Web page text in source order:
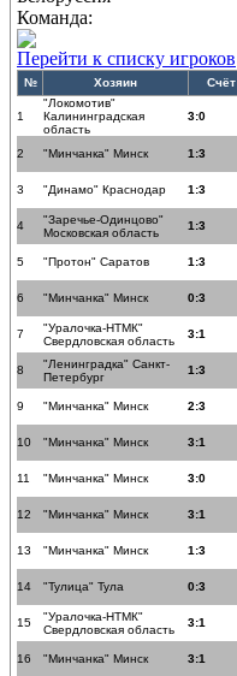
Команда:
Перейти к списку игроков
№ Хозяин Счёт
1
"Локомотив"
Калининградская
область
3:0
2 "Минчанка" Минск 1:3
3 "Динамо" Краснодар 1:3
4
"Заречье-Одинцово"
Московская область
1:3
5 "Протон" Саратов 1:3
6 "Минчанка" Минск 0:3
7
"Уралочка-НТМК"
Свердловская область
3:1
8
"Ленинградка" Санкт-
Петербург
1:3
9 "Минчанка" Минск 2:3
10 "Минчанка" Минск 3:1
11 "Минчанка" Минск 3:0
12 "Минчанка" Минск 3:1
13 "Минчанка" Минск 1:3
14 "Тулица" Тула 0:3
15
"Уралочка-НТМК"
Свердловская область
3:1
16 "Минчанка" Минск 3:1